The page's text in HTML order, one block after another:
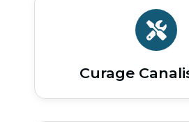
Curage